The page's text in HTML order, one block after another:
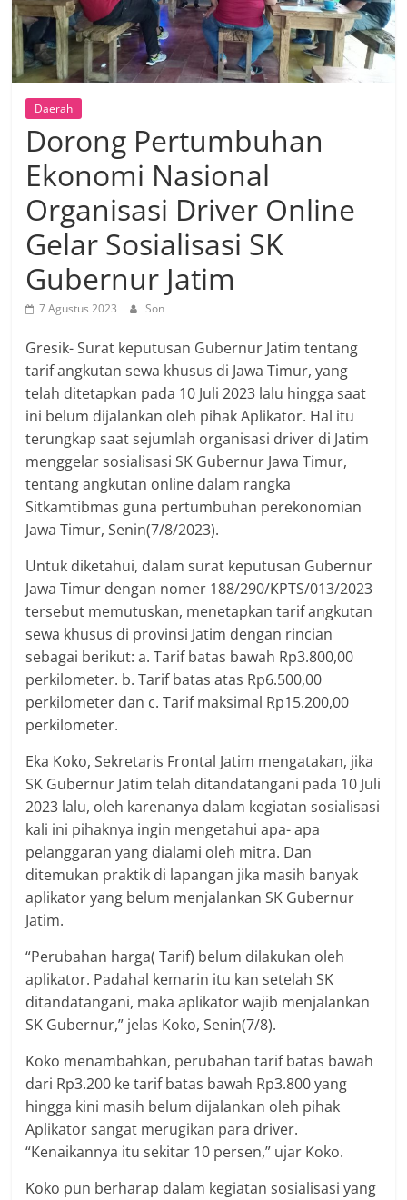
Daerah
Dorong Pertumbuhan
Ekonomi Nasional
Organisasi Driver Online
Gelar Sosialisasi SK
Gubernur Jatim
7 Agustus 2023 Son
Gresik- Surat keputusan Gubernur Jatim tentang
tarif angkutan sewa khusus di Jawa Timur, yang
telah ditetapkan pada 10 Juli 2023 lalu hingga saat
ini belum dijalankan oleh pihak Aplikator. Hal itu
terungkap saat sejumlah organisasi driver di Jatim
menggelar sosialisasi SK Gubernur Jawa Timur,
tentang angkutan online dalam rangka
Sitkamtibmas guna pertumbuhan perekonomian
Jawa Timur, Senin(7/8/2023).
Untuk diketahui, dalam surat keputusan Gubernur
Jawa Timur dengan nomer 188/290/KPTS/013/2023
tersebut memutuskan, menetapkan tarif angkutan
sewa khusus di provinsi Jatim dengan rincian
sebagai berikut: a. Tarif batas bawah Rp3.800,00
perkilometer. b. Tarif batas atas Rp6.500,00
perkilometer dan c. Tarif maksimal Rp15.200,00
perkilometer.
Eka Koko, Sekretaris Frontal Jatim mengatakan, jika
SK Gubernur Jatim telah ditandatangani pada 10 Juli
2023 lalu, oleh karenanya dalam kegiatan sosialisasi
kali ini pihaknya ingin mengetahui apa- apa
pelanggaran yang dialami oleh mitra. Dan
ditemukan praktik di lapangan jika masih banyak
aplikator yang belum menjalankan SK Gubernur
Jatim.
“Perubahan harga( Tarif) belum dilakukan oleh
aplikator. Padahal kemarin itu kan setelah SK
ditandatangani, maka aplikator wajib menjalankan
SK Gubernur,” jelas Koko, Senin(7/8).
Koko menambahkan, perubahan tarif batas bawah
dari Rp3.200 ke tarif batas bawah Rp3.800 yang
hingga kini masih belum dijalankan oleh pihak
Aplikator sangat merugikan para driver.
“Kenaikannya itu sekitar 10 persen,” ujar Koko.
Koko pun berharap dalam kegiatan sosialisasi yang